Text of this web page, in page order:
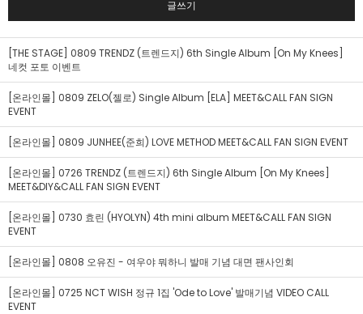
글쓰기
[THE STAGE] 0809 TRENDZ (트렌드지) 6th Single Album [On My Knees]
네컷 포토 이벤트
[온라인몰] 0809 ZELO(젤로) Single Album [ELA] MEET&CALL FAN SIGN
EVENT
[온라인몰] 0809 JUNHEE(준희) LOVE METHOD MEET&CALL FAN SIGN EVENT
[온라인몰] 0726 TRENDZ (트렌드지) 6th Single Album [On My Knees]
MEET&DIY&CALL FAN SIGN EVENT
[온라인몰] 0730 효린 (HYOLYN) 4th mini album MEET&CALL FAN SIGN
EVENT
[온라인몰] 0808 오유진 - 여우야 뭐하니 발매 기념 대면 팬사인회
[온라인몰] 0725 NCT WISH 정규 1집 'Ode to Love' 발매기념 VIDEO CALL
EVENT